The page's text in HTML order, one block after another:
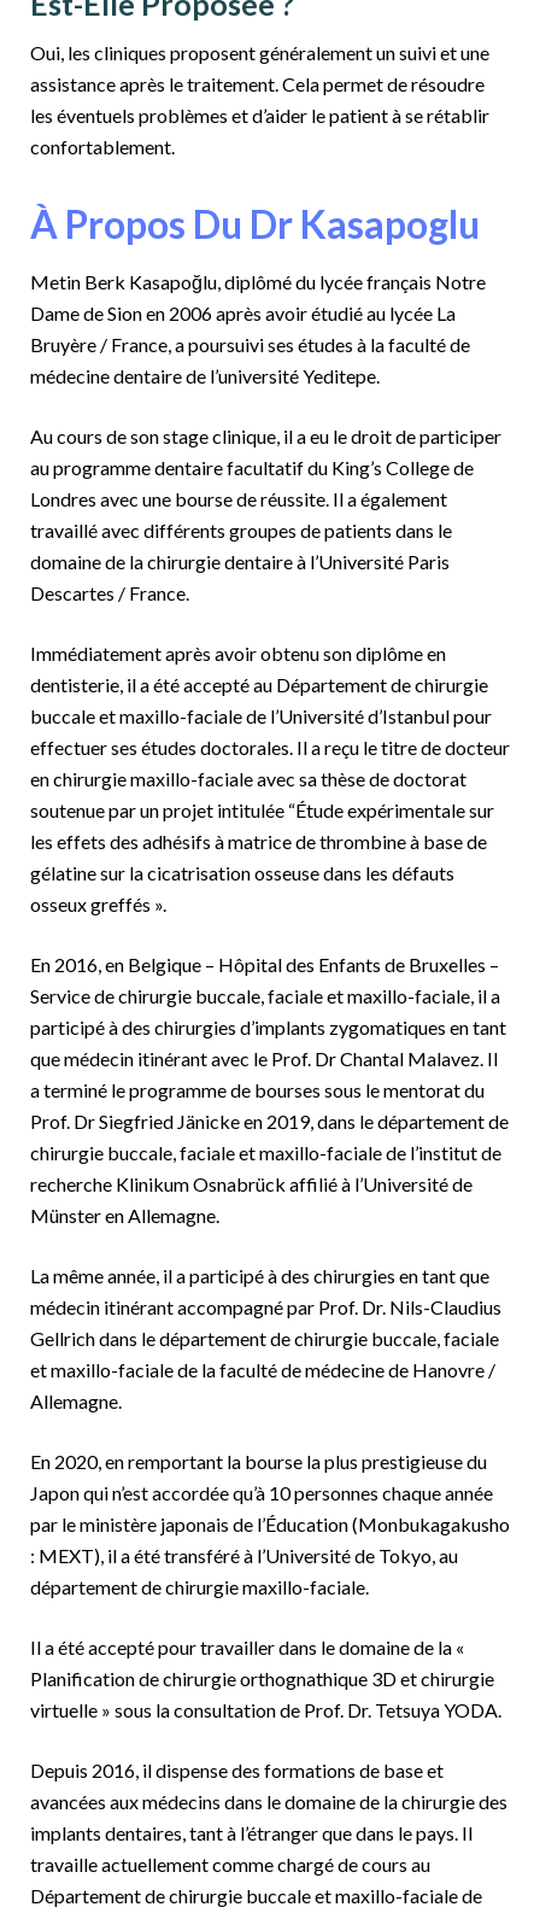
Oui, les cliniques proposent généralement un suivi et une
assistance après le traitement. Cela permet de résoudre
les éventuels problèmes et d’aider le patient à se rétablir
confortablement.
À Propos Du Dr Kasapoglu
Metin Berk Kasapoğlu, diplômé du lycée français Notre
Dame de Sion en 2006 après avoir étudié au lycée La
Bruyère / France, a poursuivi ses études à la faculté de
médecine dentaire de l’université Yeditepe.
Au cours de son stage clinique, il a eu le droit de participer
au programme dentaire facultatif du King’s College de
Londres avec une bourse de réussite. Il a également
travaillé avec différents groupes de patients dans le
domaine de la chirurgie dentaire à l’Université Paris
Descartes / France.
Immédiatement après avoir obtenu son diplôme en
dentisterie, il a été accepté au Département de chirurgie
buccale et maxillo-faciale de l’Université d’Istanbul pour
effectuer ses études doctorales. Il a reçu le titre de docteur
en chirurgie maxillo-faciale avec sa thèse de doctorat
soutenue par un projet intitulée “Étude expérimentale sur
les effets des adhésifs à matrice de thrombine à base de
gélatine sur la cicatrisation osseuse dans les défauts
osseux greffés ».
En 2016, en Belgique – Hôpital des Enfants de Bruxelles –
Service de chirurgie buccale, faciale et maxillo-faciale, il a
participé à des chirurgies d’implants zygomatiques en tant
que médecin itinérant avec le Prof. Dr Chantal Malavez. Il
a terminé le programme de bourses sous le mentorat du
Prof. Dr Siegfried Jänicke en 2019, dans le département de
chirurgie buccale, faciale et maxillo-faciale de l’institut de
recherche Klinikum Osnabrück affilié à l’Université de
Münster en Allemagne.
La même année, il a participé à des chirurgies en tant que
médecin itinérant accompagné par Prof. Dr. Nils-Claudius
Gellrich dans le département de chirurgie buccale, faciale
et maxillo-faciale de la faculté de médecine de Hanovre /
Allemagne.
En 2020, en remportant la bourse la plus prestigieuse du
Japon qui n’est accordée qu’à 10 personnes chaque année
par le ministère japonais de l’Éducation (Monbukagakusho
: MEXT), il a été transféré à l’Université de Tokyo, au
département de chirurgie maxillo-faciale.
Il a été accepté pour travailler dans le domaine de la «
Planification de chirurgie orthognathique 3D et chirurgie
virtuelle » sous la consultation de Prof. Dr. Tetsuya YODA.
Depuis 2016, il dispense des formations de base et
avancées aux médecins dans le domaine de la chirurgie des
implants dentaires, tant à l’étranger que dans le pays. Il
travaille actuellement comme chargé de cours au
Département de chirurgie buccale et maxillo-faciale de